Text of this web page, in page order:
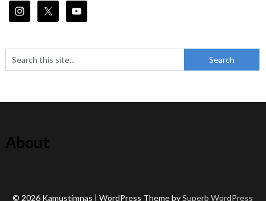
About
© 2026 Kamustimnas | WordPress Theme bySuperb WordPress